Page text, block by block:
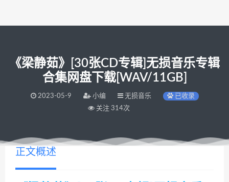
《梁静茹》[30张CD专辑]无损音乐专辑
合集网盘下载[WAV/11GB]
2023-05-9 小编 无损音乐
已收录
关注 314次
正文概述